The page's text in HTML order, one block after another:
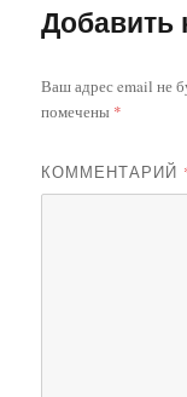
Добавить
Ваш адрес email не
помечены *
КОММЕНТАРИЙ